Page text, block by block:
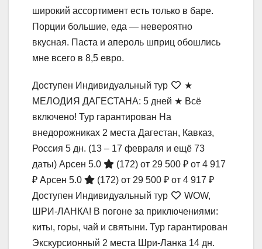
широкий ассортимент есть только в баре.
Порции большие, еда — невероятно
вкусная. Паста и апероль шприц обошлись
мне всего в 8,5 евро.
Доступен Индивидуальный тур
★
МЕЛОДИЯ ДАГЕСТАНА: 5 дней ★ Всё
включено! Тур гарантирован На
внедорожниках 2 места Дагестан, Кавказ,
Россия 5 дн. (13 – 17 февраля и ещё 73
даты) Арсен 5.0 (172) от 29 500 ₽ от 4 917
₽ Арсен 5.0 (172) от 29 500 ₽ от 4 917 ₽
Доступен Индивидуальный тур
WOW,
ШРИ-ЛАНКА! В погоне за приключениями:
киты, горы, чай и святыни. Тур гарантирован
Экскурсионный 2 места Шри-Ланка 14 дн.